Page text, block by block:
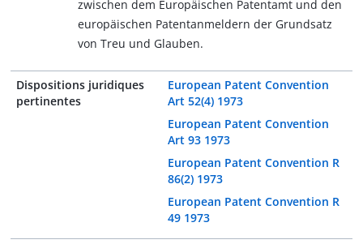
zwischen dem Europäischen Patentamt und den
europäischen Patentanmeldern der Grundsatz
von Treu und Glauben.
Dispositions juridiques
pertinentes
European Patent Convention
Art 52(4) 1973
European Patent Convention
Art 93 1973
European Patent Convention R
86(2) 1973
European Patent Convention R
49 1973